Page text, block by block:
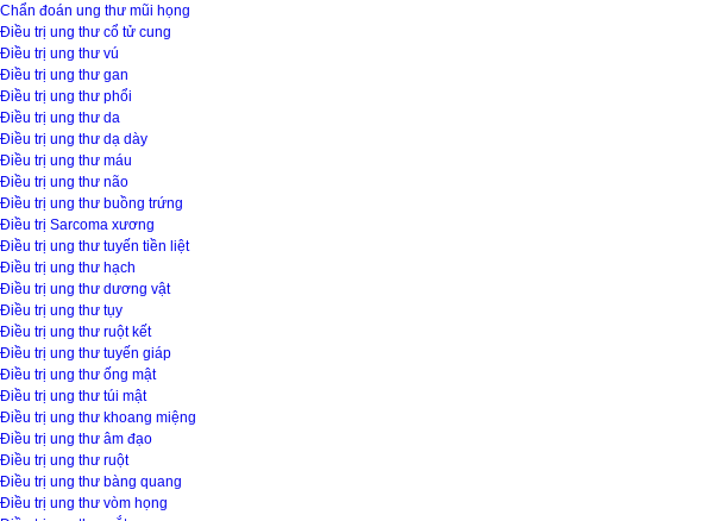
Chẩn đoán ung thư mũi họng
Điều trị ung thư cổ tử cung
Điều trị ung thư vú
Điều trị ung thư gan
Điều trị ung thư phổi
Điều trị ung thư da
Điều trị ung thư dạ dày
Điều trị ung thư máu
Điều trị ung thư não
Điều trị ung thư buồng trứng
Điều trị Sarcoma xương
Điều trị ung thư tuyến tiền liệt
Điều trị ung thư hạch
Điều trị ung thư dương vật
Điều trị ung thư tụy
Điều trị ung thư ruột kết
Điều trị ung thư tuyến giáp
Điều trị ung thư ống mật
Điều trị ung thư túi mật
Điều trị ung thư khoang miệng
Điều trị ung thư âm đạo
Điều trị ung thư ruột
Điều trị ung thư bàng quang
Điều trị ung thư vòm họng